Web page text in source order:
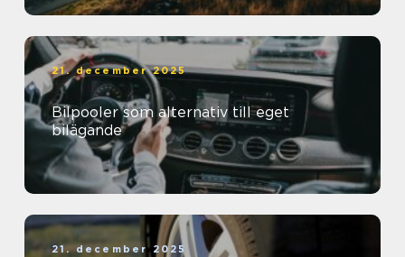
21. december 2025
Bilpooler som alternativ till eget
bilägande
21. december 2025